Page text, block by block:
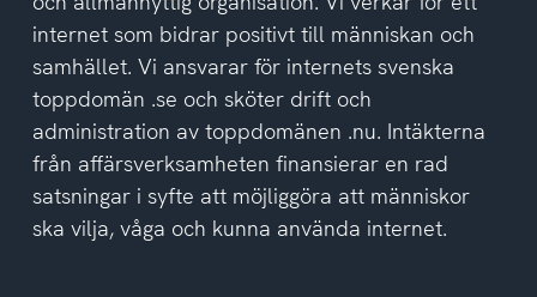
internet som bidrar positivt till människan och
samhället. Vi ansvarar för internets svenska
toppdomän .se och sköter drift och
administration av toppdomänen .nu. Intäkterna
från affärsverksamheten finansierar en rad
satsningar i syfte att möjliggöra att människor
ska vilja, våga och kunna använda internet.